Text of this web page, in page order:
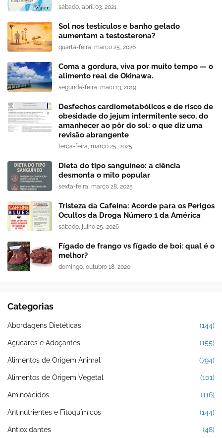
sábado, abril 03, 2021
Sol nos testículos e banho gelado
aumentam a testosterona?
quarta-feira, março 25, 2026
Coma a gordura, viva por muito tempo — o
alimento real de Okinawa.
segunda-feira, maio 13, 2019
Desfechos cardiometabólicos e de risco de
obesidade do jejum intermitente seco, do
amanhecer ao pôr do sol: o que diz uma
revisão abrangente
terça-feira, março 25, 2025
Dieta do tipo sanguíneo: a ciência
desmonta o mito popular
sexta-feira, março 28, 2025
Tristeza da Cafeína: Acorde para os Perigos
Ocultos da Droga Número 1 da América
sábado, julho 25, 2026
Fígado de frango vs fígado de boi: qual é o
melhor?
domingo, outubro 18, 2020
Categorias
Abordagens Dietéticas (144)
Açúcares e Adoçantes (155)
Alimentos de Origem Animal (794)
Alimentos de Origem Vegetal (101)
Aminoácidos (116)
Antinutrientes e Fitoquímicos (144)
Antioxidantes (48)